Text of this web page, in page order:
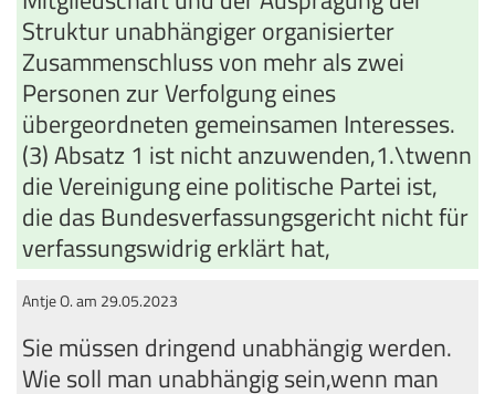
Struktur unabhängiger organisierter
Zusammenschluss von mehr als zwei
Personen zur Verfolgung eines
übergeordneten gemeinsamen Interesses.
(3) Absatz 1 ist nicht anzuwenden,1.\twenn
die Vereinigung eine politische Partei ist,
die das Bundesverfassungsgericht nicht für
verfassungswidrig erklärt hat,
Antje O. am 29.05.2023
Sie müssen dringend unabhängig werden.
Wie soll man unabhängig sein,wenn man